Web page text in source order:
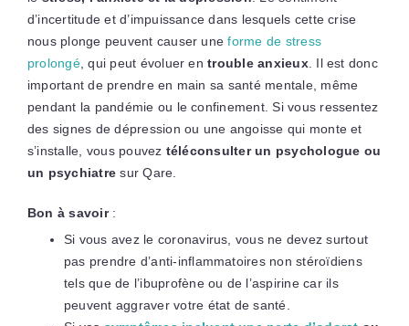
d’incertitude et d’impuissance dans lesquels cette crise
nous plonge peuvent causer uneforme de stress
prolongé, qui peut évoluer en trouble anxieux. Il est donc
important de prendre en main sa santé mentale, même
pendant la pandémie ou le confinement. Si vous ressentez
des signes de dépression ou une angoisse qui monte et
s’installe, vous pouvez téléconsulter un psychologue ou
un psychiatre sur Qare.
Bon à savoir:
Si vous avez le coronavirus, vous ne devez surtout
pas prendre d’anti-inflammatoires non stéroïdiens
tels que de l’ibuprofène ou de l’aspirine car ils
peuvent aggraver votre état de santé.